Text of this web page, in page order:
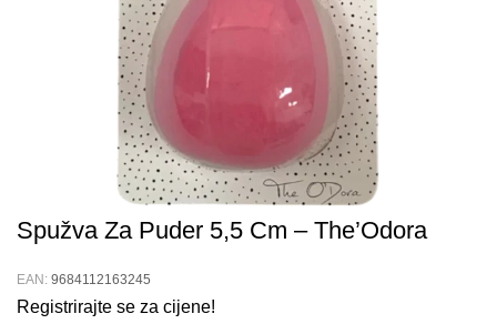
Nanijeti parfem na čistu i suhu kožu.
Nanošenje:Lagano raspršiti parfem na pulsne točke
poput zapešća, vrata i iza ušiju.
Osvježenje: Ponovno nanijeti parfem tijekom dana po
potrebi za osvježenje mirisa.
mjestu, izvan direktne sunčeve svjetlosti.
Spužva Za Puder 5,5 Cm – The’Odora
EAN: 9684112163245
Registrirajte se za cijene!